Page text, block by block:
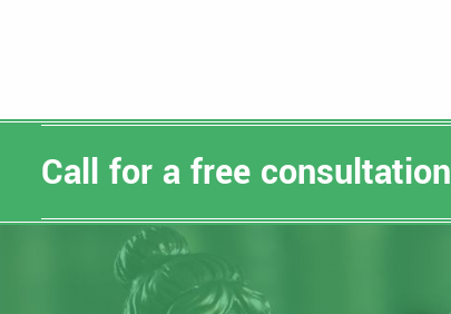
Call for a free consultation